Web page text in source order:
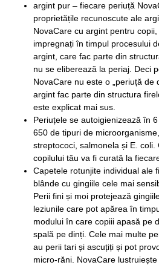
argint pur – fiecare periuță
proprietățile recunoscute ale
NovaCare cu argint pentru
impregnați în timpul procesului
argint, care fac parte din
nu se eliberează la periaj. Deci
NovaCare nu este o „periuță de
argint fac parte din structura
este explicat mai sus.
Periuțele se autoigienizează în
650 de tipuri de
streptococi, salmonela și E. coli.
copilului tău va fi curată la
Capetele rotunjite individual ale
blânde cu gingiile cele mai
Perii fini și moi protejează
leziunile care pot apărea în
modului în care copiii apasă pe
spală pe dinți. Cele mai multe
au perii tari și ascuțiți și pot
micro-răni. NovaCare lustruiește